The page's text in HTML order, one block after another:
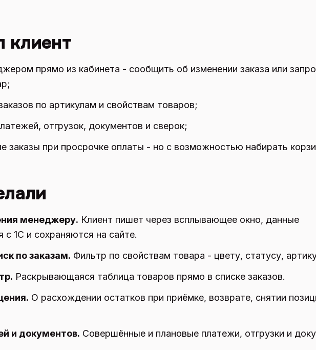
клиент
прямо из кабинета - сообщить об изменении заказа или
по артикулам и свойствам товаров;
отгрузок, документов и сверок;
заказы при просрочке оплаты - но с возможностью набирать
менеджеру. Клиент пишет через всплывающее окно, данные
с 1С и сохраняются на сайте.
по заказам. Фильтр по свойствам товара - цвету, статусу,
Раскрывающаяся таблица товаров прямо в списке заказов.
О расхождении остатков при приёмке, возврате, снятии
и документов. Совершённые и плановые платежи, отгрузки и